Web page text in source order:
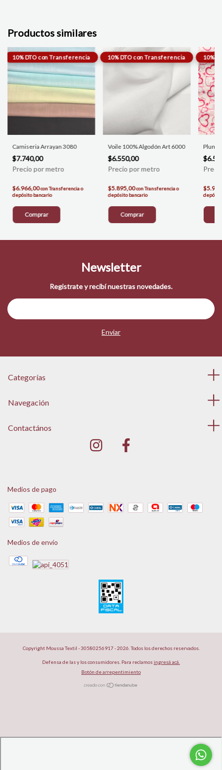
Productos similares
Camiseria Arrayan 3080
$7.740,00
$6.966,00conTransferencia o
depósito bancario
Comprar
Voile 100% Algodón Art 6000
$6.550,00
$5.895,00conTransferencia o
depósito bancario
Comprar
Newsletter
Registrate y recibí nuestras novedades.
Categorías
Navegación
Contactános
Medios de pago
Medios de envío
Copyright Moussa Textil - 30580256917 - 2026. Todos los derechos reservados.
Defensa de las y los consumidores. Para reclamosingresá acá.
Botón de arrepentimiento